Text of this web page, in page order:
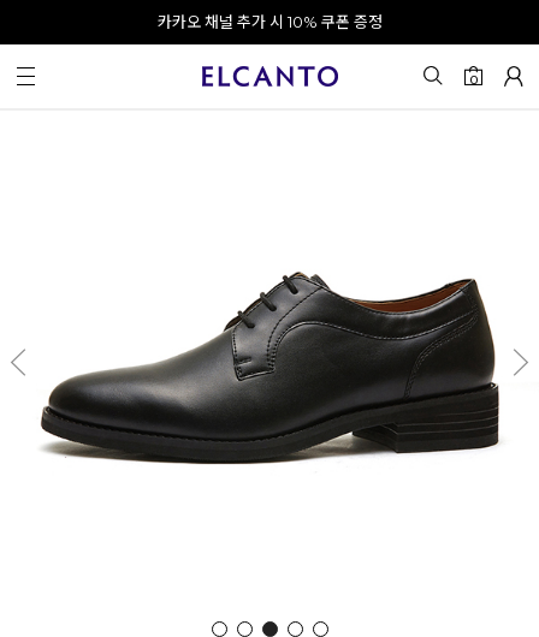
오전 10시 이전 결제 완료 시 오늘 출발!
회원가입 시 최대 20% 쿠폰 지급
카카오 채널 추가 시 10% 쿠폰 증정
0